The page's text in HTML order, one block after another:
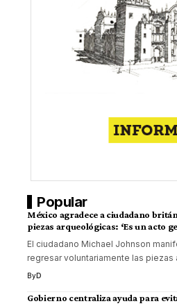
Popular
México agradece a ciudadano
piezas arqueológicas: ‘Es un acto
El ciudadano Michael Johnson
regresar voluntariamente las piezas
ByD
Gobierno centraliza ayuda para